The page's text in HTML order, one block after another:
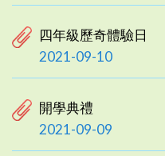
四年級歷奇體驗日
2021-09-10
開學典禮
2021-09-09